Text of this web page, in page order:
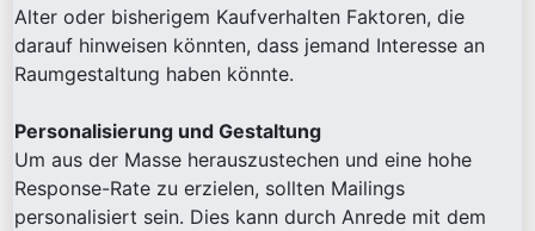
Alter oder bisherigem Kaufverhalten Faktoren, die
darauf hinweisen könnten, dass jemand Interesse an
Raumgestaltung haben könnte.
Personalisierung und Gestaltung
Um aus der Masse herauszustechen und eine hohe
Response-Rate zu erzielen, sollten Mailings
personalisiert sein. Dies kann durch Anrede mit dem